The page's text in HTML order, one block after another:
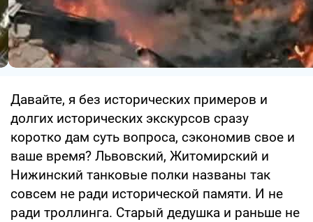
Давайте, я без исторических примеров и
долгих исторических экскурсов сразу
коротко дам суть вопроса, сэкономив свое и
ваше время? Львовский, Житомирский и
Нижинский танковые полки названы так
совсем не ради исторической памяти. И не
ради троллинга. Старый дедушка и раньше не